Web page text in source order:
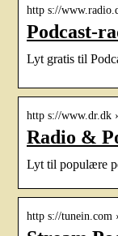
http s://
Podcast-
Lyt gratis til
http s://www.dr.dk
Radio &
Lyt til populære
http s://tunein.com